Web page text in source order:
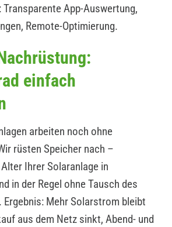
App-Auswertung,
Remote-Optimierung.
einfach
arbeiten noch ohne
rüsten Speicher nach –
Ihrer Solaranlage in
in der Regel ohne Tausch des
Mehr Solarstrom bleibt
aus dem Netz sinkt, Abend- und